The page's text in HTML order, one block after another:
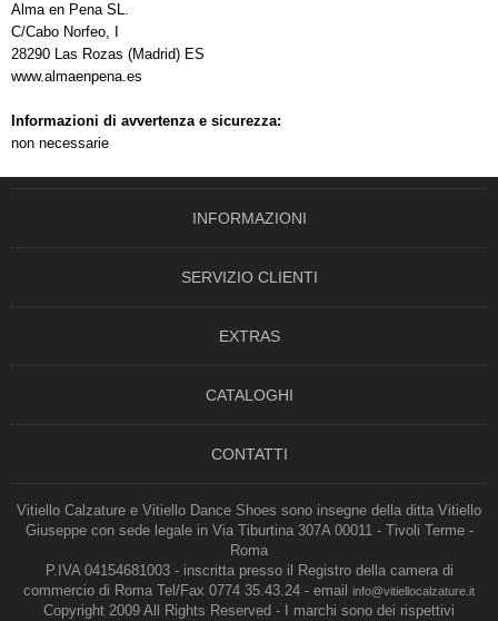
Alma en Pena SL.
C/Cabo Norfeo, I
28290 Las Rozas (Madrid) ES
www.almaenpena.es
Informazioni di avvertenza e sicurezza:
non necessarie
INFORMAZIONI
SERVIZIO CLIENTI
EXTRAS
CATALOGHI
CONTATTI
Vitiello Calzature e Vitiello Dance Shoes sono insegne della ditta Vitiello
Giuseppe con sede legale in Via Tiburtina 307A 00011 - Tivoli Terme -
Roma
P.IVA 04154681003 - inscritta presso il Registro della camera di
commercio di Roma Tel/Fax 0774 35.43.24 - email
info@vitiellocalzature.it
Copyright 2009 All Rights Reserved - I marchi sono dei rispettivi